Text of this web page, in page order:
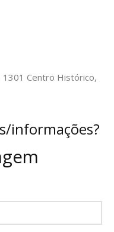
1301 Centro Histórico,
informações?